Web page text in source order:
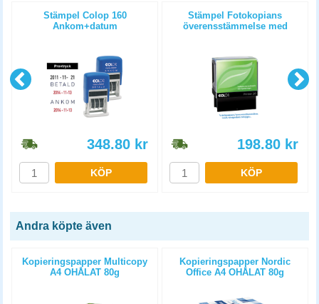
Stämpel Colop 160
Ankom+datum
348.80 kr
KÖP
Stämpel Fotokopians
överensstämmelse med
198.80 kr
KÖP
Andra köpte även
Kopieringspapper Multicopy
A4 OHÅLAT 80g
Kopieringspapper Nordic
Office A4 OHÅLAT 80g